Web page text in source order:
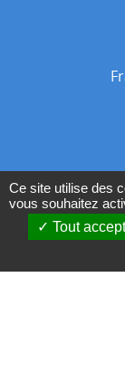
Ce site utilise des
vous souhaitez
Tout